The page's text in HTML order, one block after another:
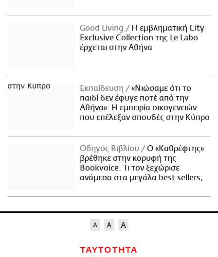
Good Living
Η εμβληματική City
Exclusive Collection της Le Labo
έρχεται στην Αθήνα
Εκπαίδευση
«Νιώσαμε ότι το
παιδί δεν έφυγε ποτέ από την
Αθήνα»: Η εμπειρία οικογενειών
που επέλεξαν σπουδές στην Κύπρο
Οδηγός Βιβλίου
Ο «Καθρέφτης»
βρέθηκε στην κορυφή της
Bookvoice. Τι τον ξεχώρισε
ανάμεσα στα μεγάλα best sellers;
ΤΑΥΤΟΤΗΤΑ